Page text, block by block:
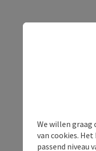
We willen graag
van cookies.
passend niveau